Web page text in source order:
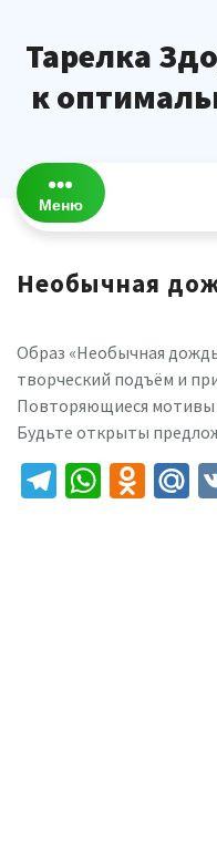
содержимому
Тарелка
к
Меню
Необычная
Образ «Необычная
творческий подъём и
Повторяющиеся мотивы
Будьте открыты
Telegram